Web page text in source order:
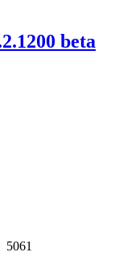
beta
5061